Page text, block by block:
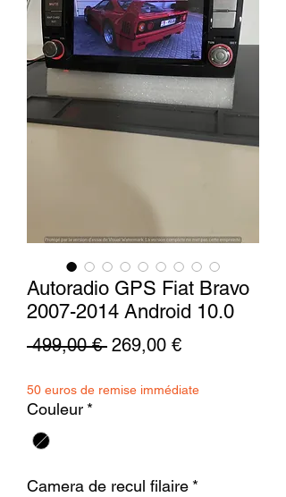
Autoradio GPS Fiat Bravo
2007-2014 Android 10.0
499,00 € Standardpreis
269,00 €Sale-
50 euros de remise immédiate
Couleur *
Camera de recul filaire *